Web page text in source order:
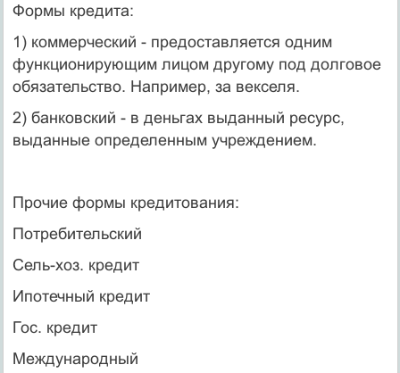
Формы кредита:
1) коммерческий - предоставляется одним
функционирующим лицом другому под долговое
обязательство. Например, за векселя.
2) банковский - в деньгах выданный ресурс,
выданные определенным учреждением.
Прочие формы кредитования:
Потребительский
Сель-хоз. кредит
Ипотечный кредит
Гос. кредит
Международный